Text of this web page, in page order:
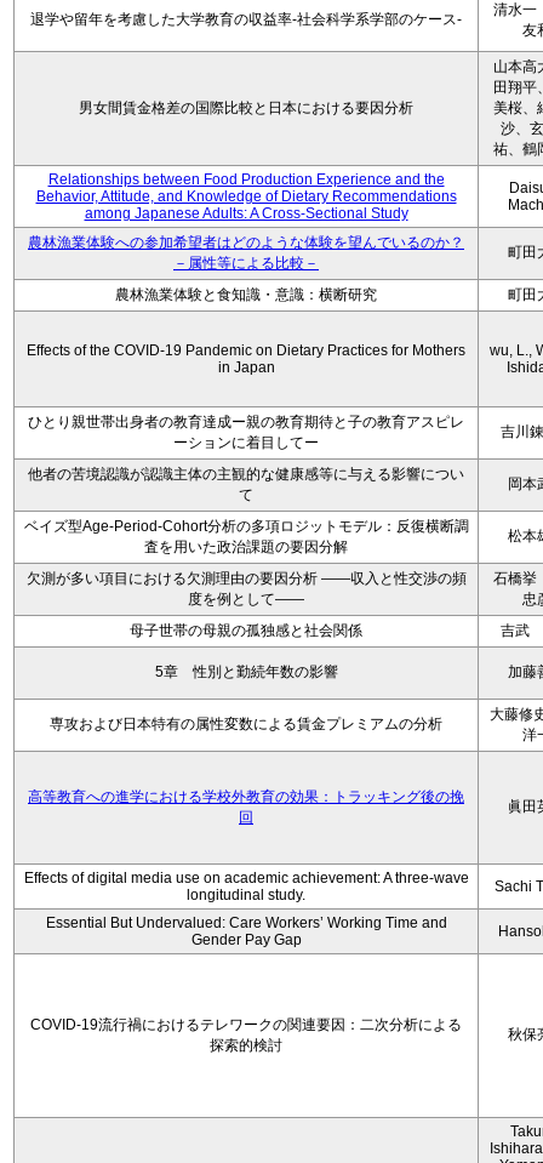
退学や留年を考慮した大学教育の収益率-社会科学系学部のケース-
清水一
友
男女間賃金格差の国際比較と日本における要因分析
山本高
田翔平
美桜、
沙、
祐、鶴
Relationships between Food Production Experience and the
Behavior, Attitude, and Knowledge of Dietary Recommendations
among Japanese Adults: A Cross-Sectional Study
農林漁業体験への参加希望者はどのような体験を望んでいるのか？
－属性等による比較－
町田
農林漁業体験と食知識・意識：横断研究 町田
Effects of the COVID-19 Pandemic on Dietary Practices for Mothers
in Japan
wu, L.,
ひとり親世帯出身者の教育達成ー親の教育期待と子の教育アスピレ
ーションに着目してー
吉川
他者の苦境認識が認識主体の主観的な健康感等に与える影響につい
て
岡本
ベイズ型Age-Period-Cohort分析の多項ロジットモデル：反復横断調
査を用いた政治課題の要因分解
松本
欠測が多い項目における欠測理由の要因分析 ——収入と性交渉の頻
度を例として——
石橋挙
忠
母子世帯の母親の孤独感と社会関係
吉武
5章 性別と勤続年数の影響 加藤
専攻および日本特有の属性変数による賃金プレミアムの分析
大藤修
洋
高等教育への進学における学校外教育の効果：トラッキング後の挽
回
眞田
Effects of digital media use on academic achievement: A three-wave
longitudinal study.
Sachi
Essential But Undervalued: Care Workers’ Working Time and
Gender Pay Gap
COVID-19流行禍におけるテレワークの関連要因：二次分析による
探索的検討
秋保